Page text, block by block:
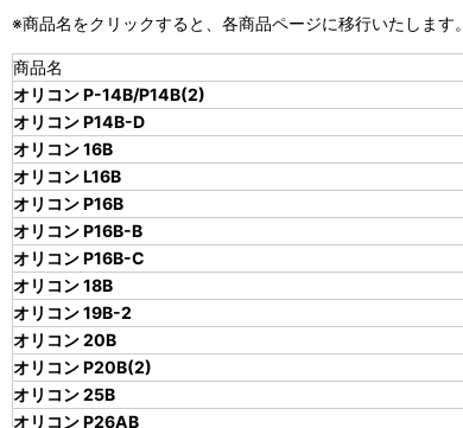
※商品名をクリックすると、各商品ページに移行いたします。
商品名
オリコン P-14B/P14B(2)
オリコン P14B-D
オリコン 16B
オリコン L16B
オリコン P16B
オリコン P16B-B
オリコン P16B-C
オリコン 18B
オリコン 19B-2
オリコン 20B
オリコン P20B(2)
オリコン 25B
オリコン P26AB